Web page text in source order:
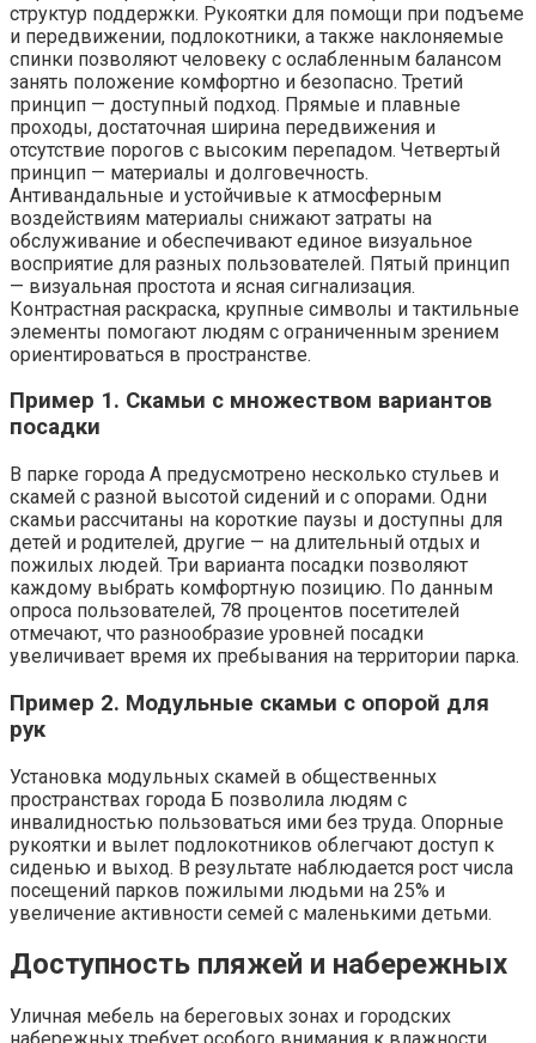
структур поддержки. Рукоятки для помощи при подъеме
и передвижении, подлокотники, а также наклоняемые
спинки позволяют человеку с ослабленным балансом
занять положение комфортно и безопасно. Третий
принцип — доступный подход. Прямые и плавные
проходы, достаточная ширина передвижения и
отсутствие порогов с высоким перепадом. Четвертый
принцип — материалы и долговечность.
Антивандальные и устойчивые к атмосферным
воздействиям материалы снижают затраты на
обслуживание и обеспечивают единое визуальное
восприятие для разных пользователей. Пятый принцип
— визуальная простота и ясная сигнализация.
Контрастная раскраска, крупные символы и тактильные
элементы помогают людям с ограниченным зрением
ориентироваться в пространстве.
Пример 1. Скамьи с множеством вариантов
посадки
В парке города А предусмотрено несколько стульев и
скамей с разной высотой сидений и с опорами. Одни
скамьи рассчитаны на короткие паузы и доступны для
детей и родителей, другие — на длительный отдых и
пожилых людей. Три варианта посадки позволяют
каждому выбрать комфортную позицию. По данным
опроса пользователей, 78 процентов посетителей
отмечают, что разнообразие уровней посадки
увеличивает время их пребывания на территории парка.
Пример 2. Модульные скамьи с опорой для
рук
Установка модульных скамей в общественных
пространствах города Б позволила людям с
инвалидностью пользоваться ими без труда. Опорные
рукоятки и вылет подлокотников облегчают доступ к
сиденью и выход. В результате наблюдается рост числа
посещений парков пожилыми людьми на 25% и
увеличение активности семей с маленькими детьми.
Доступность пляжей и набережных
Уличная мебель на береговых зонах и городских